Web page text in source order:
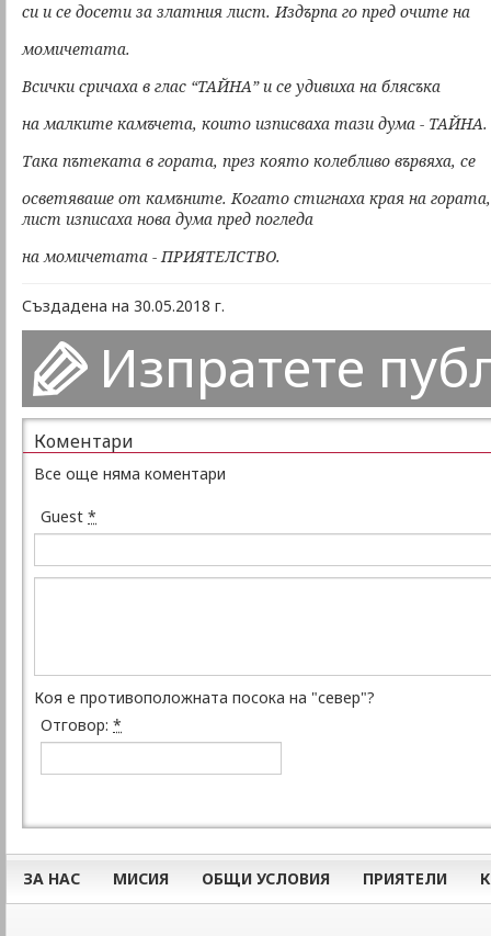
си и се досети за златния лист. Издърпа го пред очите на
момичетата.
Всички сричаха в глас “ТАЙНА” и се удивиха на блясъка
на малките камъчета, които изписваха тази дума - ТАЙНА.
Така пътеката в гората, през която колебливо вървяха, се
осветяваше от камъните. Когато стигнаха края на
лист изписаха нова дума пред погледа
на момичетата - ПРИЯТЕЛСТВО.
Създадена на 30.05.2018 г.
Изпратете
Коментари
Все още няма коментари
Guest *
Коя е противоположната посока на "север"?
Отговор: *
ЗА НАС МИСИЯ ОБЩИ УСЛОВИЯ ПРИЯТЕЛИ